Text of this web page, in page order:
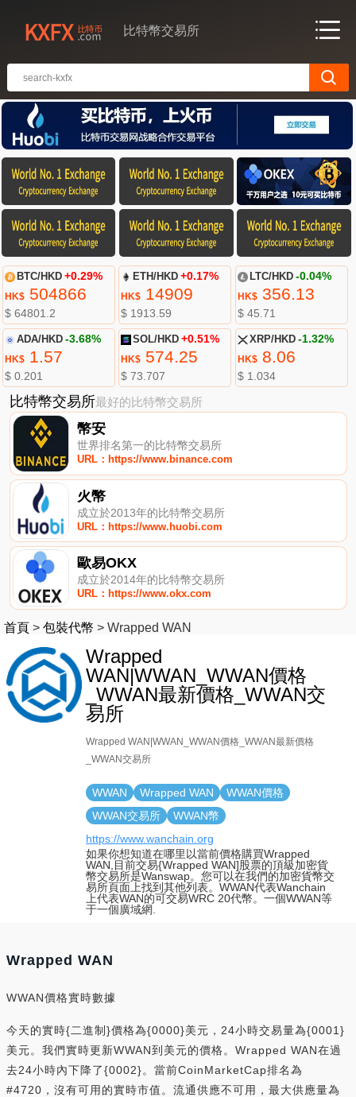
比特幣交易所
BTC/HKD +0.29%
HK$504866
$ 64801.2
ETH/HKD +0.17%
HK$ 14909
$ 1913.59
LTC/HKD -0.04%
HK$356.13
$ 45.71
ADA/HKD -3.68%
HK$1.57
$ 0.201
SOL/HKD +0.51%
HK$ 574.25
$ 73.707
XRP/HKD -1.32%
HK$8.06
$ 1.034
比特幣交易所最好的比特幣交易所
幣安
世界排名第一的比特幣交易所
URL：https://www.binance.com
火幣
成立於2013年的比特幣交易所
URL：https://www.huobi.com
歐易OKX
成立於2014年的比特幣交易所
URL：https://www.okx.com
首頁 > 包裝代幣 > Wrapped WAN
Wrapped
WAN|WWAN_WWAN價格
_WWAN最新價格_WWAN交
易所
Wrapped WAN|WWAN_WWAN價格_WWAN最新價格
_WWAN交易所
WWAN Wrapped WAN
WWAN價格
WWAN交易所
WWAN幣
https://www.wanchain.org
如果你想知道在哪里以當前價格購買Wrapped
WAN,目前交易{Wrapped WAN]股票的頂級加密貨
幣交易所是Wanswap。您可以在我們的加密貨幣交
易所頁面上找到其他列表。WWAN代表Wanchain
上代表WAN的可交易WRC 20代幣。一個WWAN等
于一個廣域網.
Wrapped WAN
WWAN價格實時數據
今天的實時{二進制}價格為{0000}美元，24小時交易量為{0001}
美元。我們實時更新WWAN到美元的價格。Wrapped WAN在過
去24小時內下降了{0002}。當前CoinMarketCap排名為
#4720，沒有可用的實時市值。流通供應不可用，最大供應量為